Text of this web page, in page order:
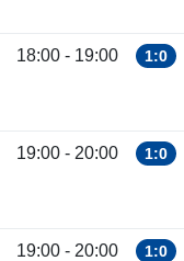
18:00 - 19:00 1:0
19:00 - 20:00 1:0
19:00 - 20:00 1:0